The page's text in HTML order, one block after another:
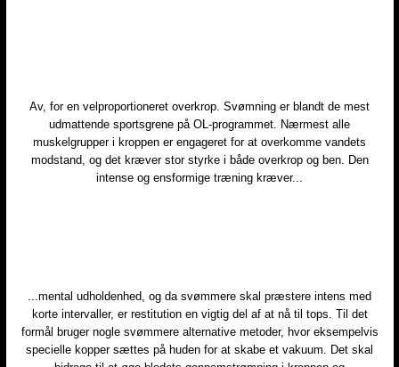
​Av, for en velproportioneret overkrop. Svømning er blandt de mest
udmattende sportsgrene på OL-programmet. Nærmest alle
muskelgrupper i kroppen er engageret for at overkomme vandets
modstand, og det kræver stor styrke i både overkrop og ben. Den
intense og ensformige træning kræver...
...mental udholdenhed, og da svømmere skal præstere intens med
korte intervaller, er restitution en vigtig del af at nå til tops. Til det
formål bruger nogle svømmere alternative metoder, hvor eksempelvis
specielle kopper sættes på huden for at skabe et vakuum.​ Det skal